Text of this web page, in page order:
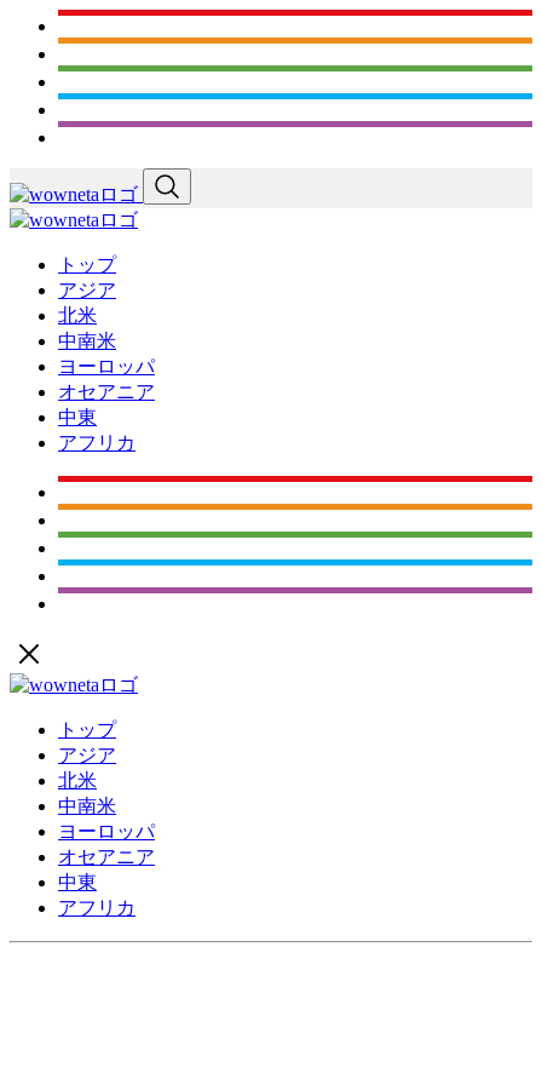
トップ
アジア
北米
中南米
ヨーロッパ
オセアニア
中東
アフリカ
トップ
アジア
北米
中南米
ヨーロッパ
オセアニア
中東
アフリカ